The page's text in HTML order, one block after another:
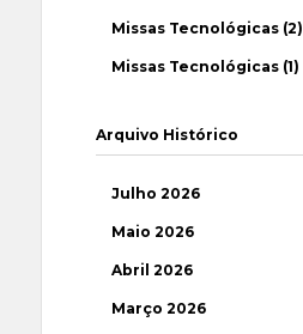
Missas Tecnológicas (2)
Missas Tecnológicas (1)
Arquivo Histórico
Julho 2026
Maio 2026
Abril 2026
Março 2026